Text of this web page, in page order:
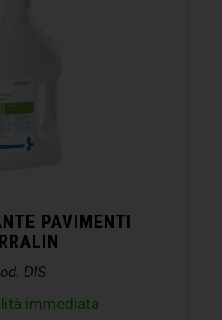
PAVIMENTI
DIS
immediata